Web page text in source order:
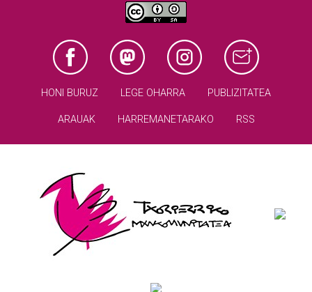
HONI BURUZ LEGE OHARRA PUBLIZITATEA
ARAUAK HARREMANETARAKO RSS